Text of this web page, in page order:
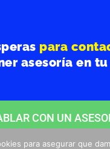
para
asesoría en
CON UN
para asegurar que